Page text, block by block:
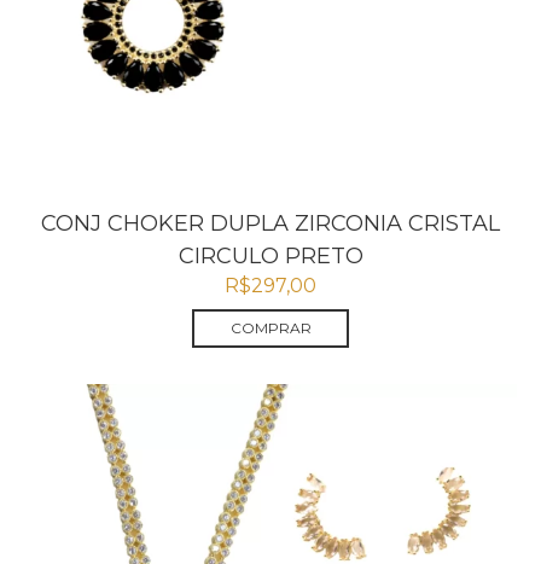
CONJ CHOKER DUPLA ZIRCONIA CRISTAL
CIRCULO PRETO
R$297,00
COMPRAR